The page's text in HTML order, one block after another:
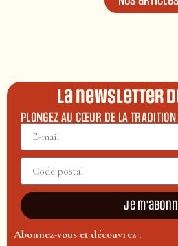
La newsletter
PLONGEZ AU CŒUR DE LA
Je
Abonnez-vous et découvrez :